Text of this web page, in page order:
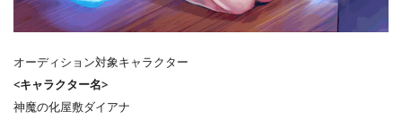
オーディション対象キャラクター
<キャラクター名>
神魔の化屋敷ダイアナ